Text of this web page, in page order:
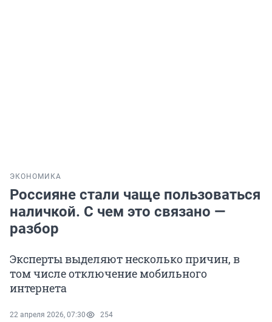
ЭКОНОМИКА
Россияне стали чаще пользоваться
наличкой. С чем это связано —
разбор
Эксперты выделяют несколько причин, в
том числе отключение мобильного
интернета
22 апреля 2026, 07:30 254